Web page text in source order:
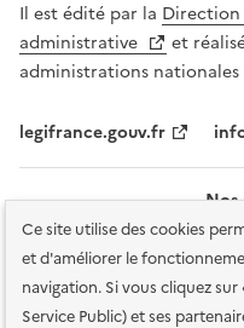
Ce site utilise des cookies
et d'améliorer le
navigation. Si vous cliquez
Service Public) et ses
Il est édité par la Direction
administrative
et
administrations nationales
legifrance.gouv.fr
Nos